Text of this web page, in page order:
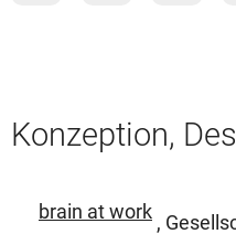
Konzeption,
brain at work ,